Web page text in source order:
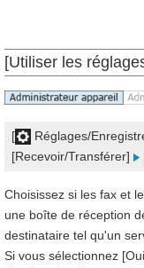
[Utiliser les
[ Réglages/
[Recevoir/Transférer]
Choisissez si les fax et
une boîte de réception
destinataire tel qu'un
Si vous sélectionnez